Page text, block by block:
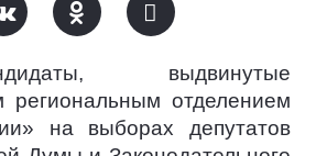
выдвинутые
региональным отделением
на выборах депутатов